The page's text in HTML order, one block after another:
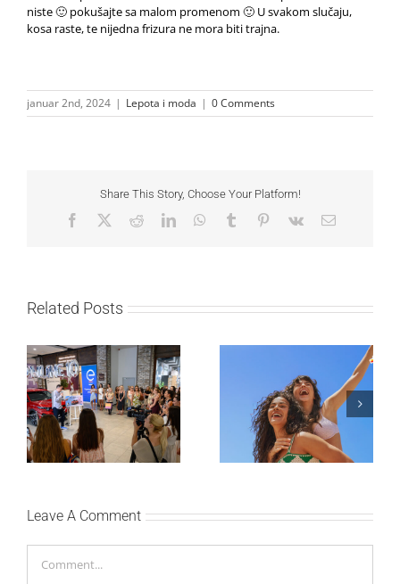
niste 🙂 pokušajte sa malom promenom 🙂 U svakom slučaju,
kosa raste, te nijedna frizura ne mora biti trajna.
januar 2nd, 2024 | Lepota i moda | 0 Comments
Share This Story, Choose Your Platform!
Facebook RedditLinkedInWhatsApp
Tumblr Pinterest
Vk Email
Related Posts
Lilly Drogerie proslavile
10. online rođendan,
uručile automobil
Citroën C3 i najavile
saradnju sa
šampionkom Andreom
Leto menja naše navike
– vreme je da
promenite i beauty
rutinu
Leave A Comment